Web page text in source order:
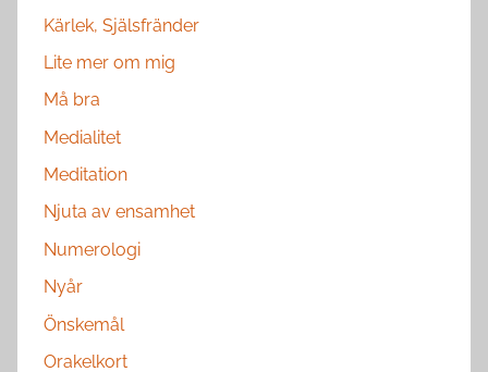
Kärlek, Själsfränder
Lite mer om mig
Må bra
Medialitet
Meditation
Njuta av ensamhet
Numerologi
Nyår
Önskemål
Orakelkort